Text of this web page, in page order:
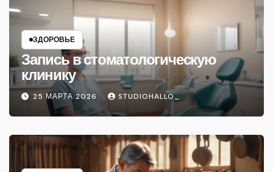
ЗДОРОВЬЕ
Запись в стоматологическую
клинику
25 МАРТА 2026 STUDIOHALLO_